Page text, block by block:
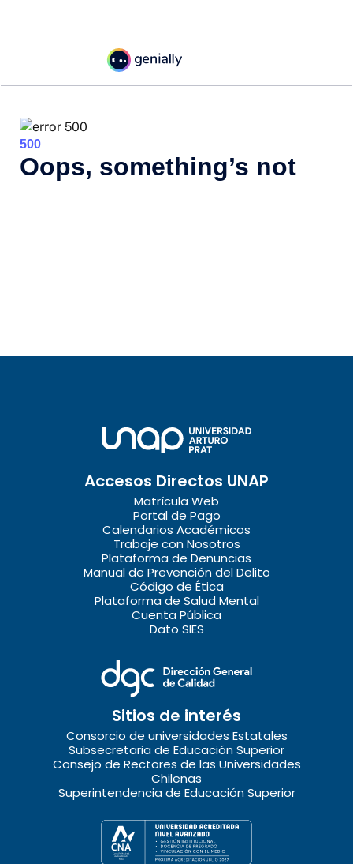
Accesos Directos UNAP
Matrícula Web
Portal de Pago
Calendarios Académicos
Trabaje con Nosotros
Plataforma de Denuncias
Manual de Prevención del Delito
Código de Ética
Plataforma de Salud Mental
Cuenta Pública
Dato SIES
Sitios de interés
Consorcio de universidades Estatales
Subsecretaria de Educación Superior
Consejo de Rectores de las Universidades
Chilenas
Superintendencia de Educación Superior